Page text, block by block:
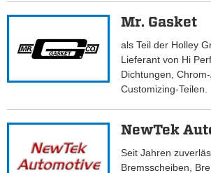
Mr. Gasket
als Teil der Holley
Lieferant von Hi
Dichtungen,
Customizing-Teilen.
NewTek
Seit Jahren
Bremsscheiben,